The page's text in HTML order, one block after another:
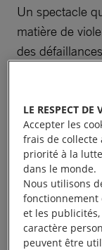
Un spectacle
matière de
des
? Du 29 juin
11, 18 juillet)
? Théâtre la
Pour plus
LE RESPECT DE
Accepter les
frais de collecte
priorité à la
dans le monde.
Nous utilisons
fonctionnement
et les
caractère
peuvent être